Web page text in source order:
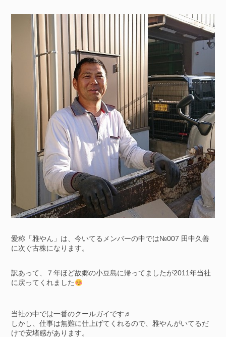
愛称「雅やん」は、今いてるメンバーの中では№007 田中久善
に次ぐ古株になります。
訳あって、７年ほど故郷の小豆島に帰ってましたが2011年当社
に戻ってくれました
当社の中では一番のクールガイです♬
しかし、仕事は無難に仕上げてくれるので、雅やんがいてるだ
けで安堵感があります。